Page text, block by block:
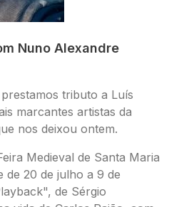
Nuno Alexandre
tributo a Luís
marcantes artistas da
nos deixou ontem.
Medieval de Santa Maria
de 20 de julho a 9 de
de Sérgio